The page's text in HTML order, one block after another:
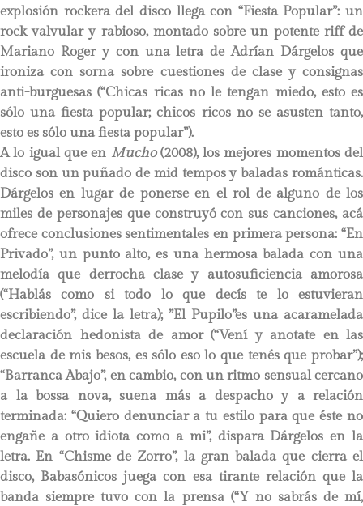
explosión rockera del disco llega con “Fiesta Popular”: un
rock valvular y rabioso, montado sobre un potente riff de
Mariano Roger y con una letra de Adrían Dárgelos que
ironiza con sorna sobre cuestiones de clase y consignas
anti-burguesas (“Chicas ricas no le tengan miedo, esto es
sólo una fiesta popular; chicos ricos no se asusten tanto,
esto es sólo una fiesta popular”).
A lo igual que en Mucho(2008), los mejores momentos del
disco son un puñado de mid tempos y baladas románticas.
Dárgelos en lugar de ponerse en el rol de alguno de los
miles de personajes que construyó con sus canciones, acá
ofrece conclusiones sentimentales en primera persona: “En
Privado”, un punto alto, es una hermosa balada con una
melodía que derrocha clase y autosuficiencia amorosa
(“Hablás como si todo lo que decís te lo estuvieran
escribiendo”, dice la letra); ”El Pupilo”es una acaramelada
declaración hedonista de amor (“Vení y anotate en las
escuela de mis besos, es sólo eso lo que tenés que probar”);
“Barranca Abajo”, en cambio, con un ritmo sensual cercano
a la bossa nova, suena más a despacho y a relación
terminada: “Quiero denunciar a tu estilo para que éste no
engañe a otro idiota como a mi”, dispara Dárgelos en la
letra. En “Chisme de Zorro”, la gran balada que cierra el
disco, Babasónicos juega con esa tirante relación que la
banda siempre tuvo con la prensa (“Y no sabrás de mí,